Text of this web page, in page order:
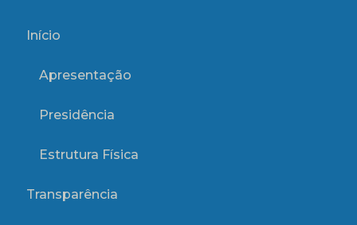
Início
Apresentação
Presidência
Estrutura Física
Transparência